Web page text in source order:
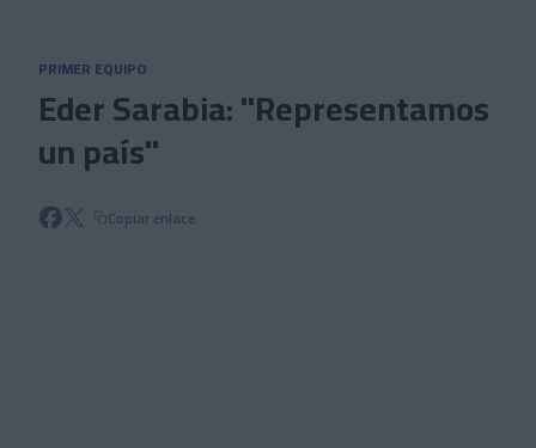
PRIMER EQUIPO
Eder Sarabia: "Representamos
un país"
Copiar enlace